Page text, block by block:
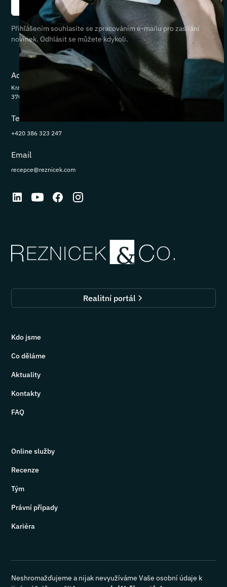
Přihlášením souhlasíte se zpracováním e-mailu pro zasílání
novinek. Odhlásit se můžete kdykoli.
Adresa
Krajinská 281/44
370 01 České Budějovice
Telefon
+420 386 323 247
Email
recepce@reznicek.com
Realitní portál
Kdo jsme
Co děláme
Aktuality
Kontakty
FAQ
Online služby
Recenze
Tým
Právní případy
Kariéra
Neshromažďujeme a nijak nevyužíváme Vaše osobní údaje k